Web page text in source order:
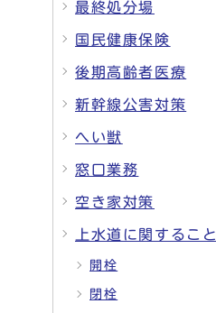
最終処分場
国民健康保険
後期高齢者医療
新幹線公害対策
へい獣
窓口業務
空き家対策
上水道に関すること
開栓
閉栓